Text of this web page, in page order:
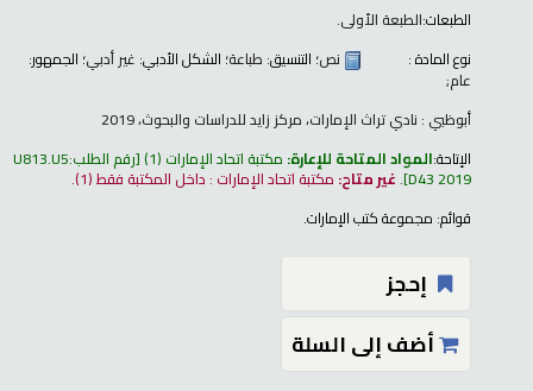
الطبعات:الطبعة الأولى.
نوع المادة :
نص؛ التنسيق: طباعة؛ الشكل الأدبي: غير أدبي؛ الجمهور:
عام;
أبوظبي : نادي تراث الإمارات، مركز زايد للدراسات والبحوث، 2019
الإتاحة:المواد المتاحة للإعارة: مكتبة اتحاد الإمارات (1) رقم الطلب:U813.U5
D43 2019
.غير متاح: مكتبة اتحاد الإمارات : داخل المكتبة فقط(1).
قوائم: مجموعة كتب الإمارات.
إحجز
أضف إلى السلة